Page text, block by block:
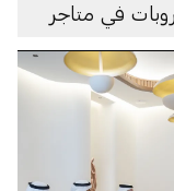
في متاجر